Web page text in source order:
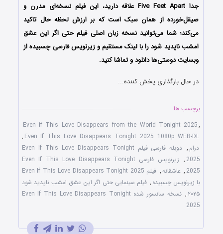
جدا Five Feet Apart علاقه دارید، این فیلم نسخه‌ای مدرن و
صیقل‌خورده از همان سبک است که بر ارزش لحظه حال تاکید
می‌کند؛ شما می‌توانید نسخه زبان اصلی فیلم حتی اگر این عشق
امشب ناپدید شود را با ‌لینک مستقیم و زیرنویس فارسی چسبیده از
وبسایت دوستی‌ها دانلود و تماشا کنید.
در حال بارگذاری پخش کننده...
برچسب ها
Even if This Love Disappears from the World Tonight 2025,
Even If This Love Disappears Tonight 2025 1080p WEB-DL
,
درام ,
دوبله فارسی فیلم Even If This Love Disappears Tonight
2025
,
زیرنویس فارسی Even If This Love Disappears Tonight
2025
, عاشقانه,
فیلم Even If This Love Disappears Tonight 2025
با زیرنویس چسبیده , فیلم سینمایی حتی اگر این عشق امشب ناپدید شود
۲۰۲۵ ,
نسخه سانسور شده Even If This Love Disappears Tonight
2025